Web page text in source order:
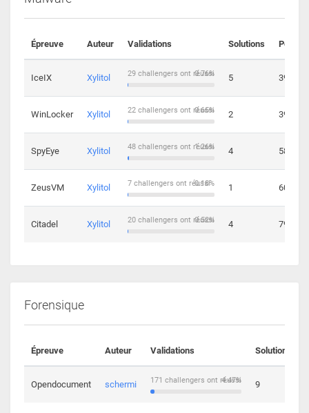
Épreuve Auteur Validations Solutions Points
IceIX Xylitol 0.76%
29 challengers ont réussi 5 39
WinLocker Xylitol 0.65%
22 challengers ont réussi 2 39
SpyEye Xylitol 1.26%
48 challengers ont réussi 4 58
ZeusVM Xylitol 0.18%
7 challengers ont réussi 1 60
Citadel Xylitol 0.52%
20 challengers ont réussi 4 79
Forensique
Épreuve Auteur Validations Solutions
Opendocument schermi 4.47%
171 challengers ont réussi 9